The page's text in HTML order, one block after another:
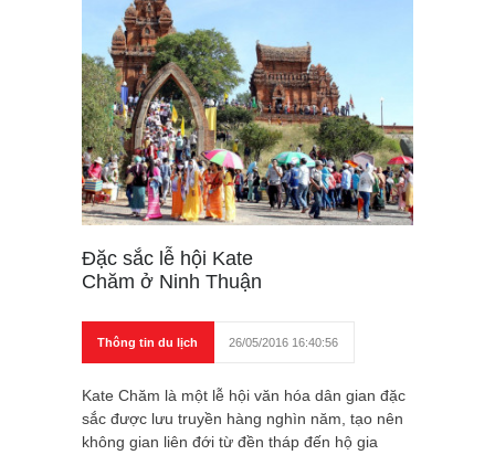
Đặc sắc lễ hội Kate
Chăm ở Ninh Thuận
Thông tin du lịch 26/05/2016 16:40:56
Kate Chăm là một lễ hội văn hóa dân gian đặc
sắc được lưu truyền hàng nghìn năm, tạo nên
không gian liên đới từ đền tháp đến hộ gia